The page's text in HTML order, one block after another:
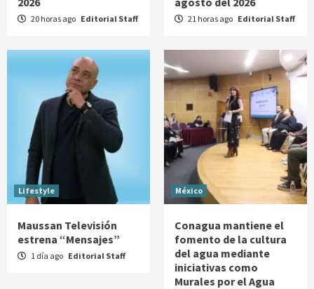
20 horas ago Editorial Staff 21 horas ago Editorial Staff
Lifestyle
Maussan Televisión
estrena “Mensajes”
1 día ago Editorial Staff
México
Conagua mantiene el
fomento de la cultura
del agua mediante
iniciativas como
Murales por el Agua